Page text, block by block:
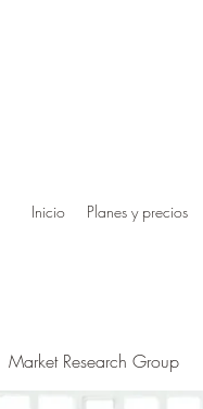
Inicio Planes y precios
Market Research Group